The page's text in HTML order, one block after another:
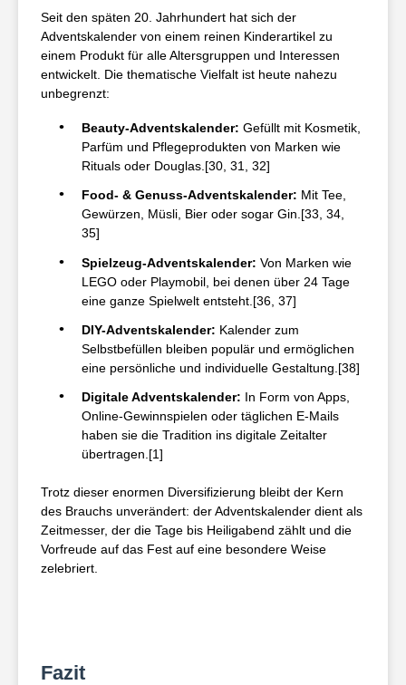
Seit den späten 20. Jahrhundert hat sich der
Adventskalender von einem reinen Kinderartikel zu
einem Produkt für alle Altersgruppen und Interessen
entwickelt. Die thematische Vielfalt ist heute nahezu
unbegrenzt:
Beauty-Adventskalender: Gefüllt mit Kosmetik,
Parfüm und Pflegeprodukten von Marken wie
Rituals oder Douglas.[30, 31, 32]
Food- & Genuss-Adventskalender: Mit Tee,
Gewürzen, Müsli, Bier oder sogar Gin.[33, 34,
35]
Spielzeug-Adventskalender: Von Marken wie
LEGO oder Playmobil, bei denen über 24 Tage
eine ganze Spielwelt entsteht.[36, 37]
DIY-Adventskalender: Kalender zum
Selbstbefüllen bleiben populär und ermöglichen
eine persönliche und individuelle Gestaltung.[38]
Digitale Adventskalender: In Form von Apps,
Online-Gewinnspielen oder täglichen E-Mails
haben sie die Tradition ins digitale Zeitalter
übertragen.[1]
Trotz dieser enormen Diversifizierung bleibt der Kern
des Brauchs unverändert: der Adventskalender dient als
Zeitmesser, der die Tage bis Heiligabend zählt und die
Vorfreude auf das Fest auf eine besondere Weise
zelebriert.
Fazit